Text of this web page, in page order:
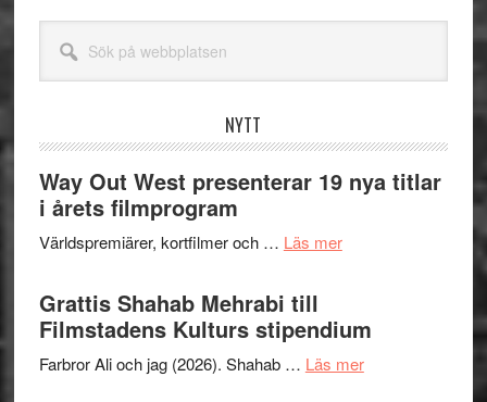
webbplatsen
NYTT
Way Out West presenterar 19 nya titlar
i årets filmprogram
Världspremiärer, kortfilmer och … Läs merom
presenterar
19
Grattis Shahab Mehrabi till
Filmstadens Kulturs stipendium
Farbror Ali och jag (2026). Shahab … Läs merom